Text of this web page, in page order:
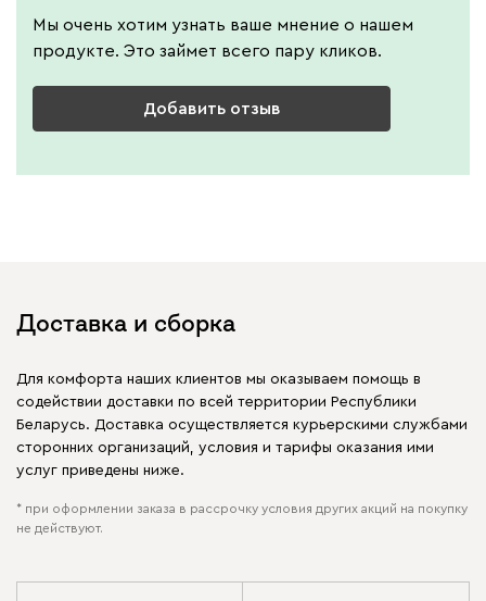
Мы очень хотим узнать ваше мнение о нашем
продукте. Это займет всего пару кликов.
Добавить отзыв
Доставка и сборка
Для комфорта наших клиентов мы оказываем помощь в
содействии доставки по всей территории Республики
Беларусь. Доставка осуществляется курьерскими службами
сторонних организаций, условия и тарифы оказания ими
услуг приведены ниже.
* при оформлении заказа в рассрочку условия других акций на покупку
не действуют.